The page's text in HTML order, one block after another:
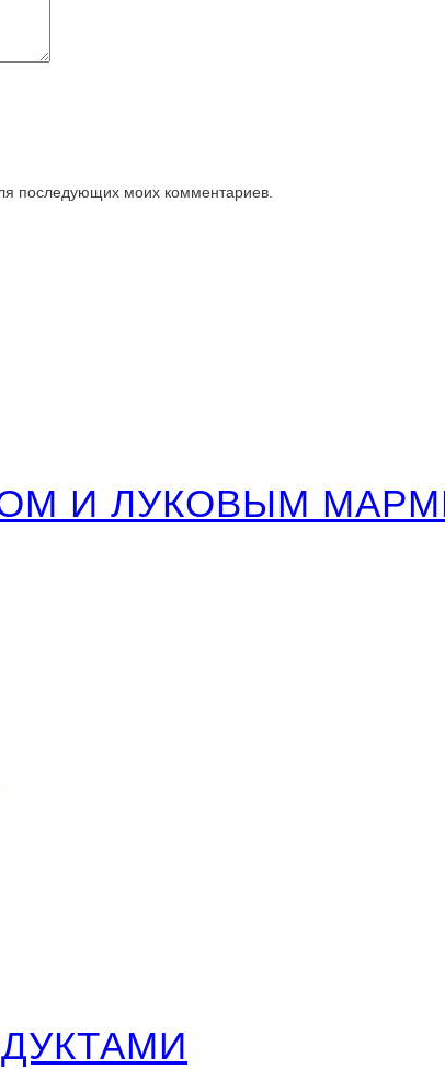
последующих моих комментариев.
И ЛУКОВЫМ